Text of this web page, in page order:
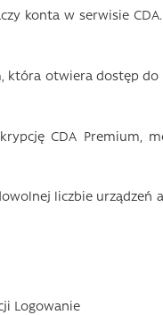
konta w serwisie
która otwiera dostęp
CDA Premium,
liczbie urządzeń
Logowanie